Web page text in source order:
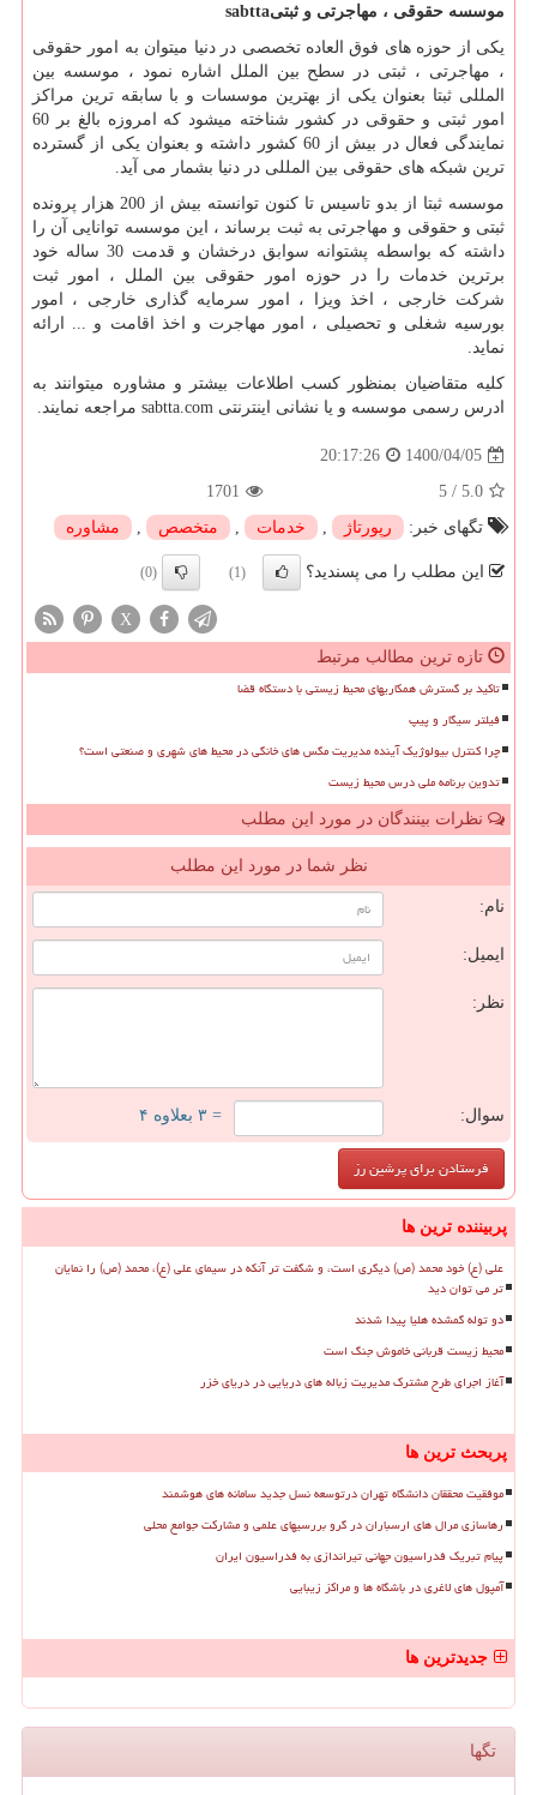
موسسه حقوقی ، مهاجرتی و ثبتیsabtta
یکی از حوزه های فوق العاده تخصصی در دنیا میتوان به امور حقوقی
، مهاجرتی ، ثبتی در سطح بین الملل اشاره نمود ، موسسه بین
المللی ثبتا بعنوان یکی از بهترین موسسات و با سابقه ترین مراکز
امور ثبتی و حقوقی در کشور شناخته میشود که امروزه بالغ بر 60
نمایندگی فعال در بیش از 60 کشور داشته و بعنوان یکی از گسترده
ترین شبکه های حقوقی بین المللی در دنیا بشمار می آید.
موسسه ثبتا از بدو تاسیس تا کنون توانسته بیش از 200 هزار پرونده
ثبتی و حقوقی و مهاجرتی به ثبت برساند ، این موسسه توانایی آن را
داشته که بواسطه پشتوانه سوابق درخشان و قدمت 30 ساله خود
برترین خدمات را در حوزه امور حقوقی بین الملل ، امور ثبت
شرکت خارجی ، اخذ ویزا ، امور سرمایه گذاری خارجی ، امور
بورسیه شغلی و تحصیلی ، امور مهاجرت و اخذ اقامت و ... ارائه
نماید.
کلیه متقاضیان بمنظور کسب اطلاعات بیشتر و مشاوره میتوانند به
ادرس رسمی موسسه و یا نشانی اینترنتی sabtta.com مراجعه نمایند.
1400/04/05
20:17:26
5.0
/
5
1701
تگهای خبر:
رپورتاژ , خدمات , متخصص , مشاوره
این مطلب را می پسندید؟ (1)
(0)
X
تازه ترین مطالب مرتبط
تاکید بر گسترش همکاریهای محیط زیستی با دستگاه قضا
فیلتر سیگار و پیپ
چرا کنترل بیولوژیک آینده مدیریت مگس های خانگی در محیط های شهری و صنعتی است؟
تدوین برنامه ملی درس محیط زیست
نظرات بینندگان در مورد این مطلب
نظر شما در مورد این مطلب
نام:
ایمیل:
نظر:
سوال: = ۳ بعلاوه ۴
پربیننده ترین ها
علی (ع) خود محمد (ص) دیگری است، و شگفت تر آنکه در سیمای علی (ع)، محمد (ص) را نمایان
تر می توان دید
دو توله گمشده هلیا پیدا شدند
محیط زیست قربانی خاموش جنگ است
آغاز اجرای طرح مشترک مدیریت زباله های دریایی در دریای خزر
پربحث ترین ها
موفقیت محققان دانشگاه تهران درتوسعه نسل جدید سامانه های هوشمند
رهاسازی مرال های ارسباران در گرو بررسیهای علمی و مشارکت جوامع محلی
پیام تبریک فدراسیون جهانی تیراندازی به فدراسیون ایران
آمپول های لاغری در باشگاه ها و مراکز زیبایی
جدیدترین ها
تگها